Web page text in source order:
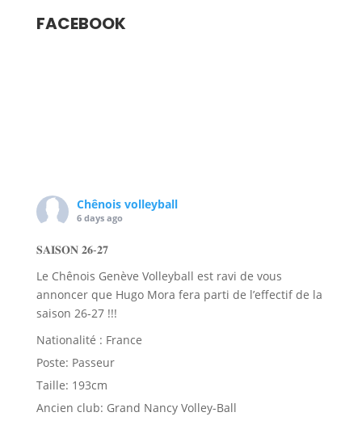
FACEBOOK
Chênois volleyball
6 days ago
𝐒𝐀𝐈𝐒𝐎𝐍 𝟐𝟔-𝟐𝟕
Le Chênois Genève Volleyball est ravi de vous
annoncer que Hugo Mora fera parti de l’effectif de la
saison 26-27 !!!
Nationalité : France
Poste: Passeur
Taille: 193cm
Ancien club: Grand Nancy Volley-Ball